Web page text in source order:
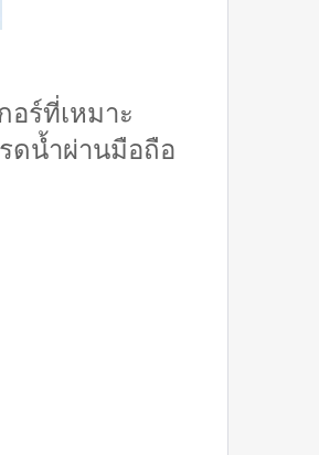
อร์ที่เหมาะ
ดน้ำผ่านมือถือ